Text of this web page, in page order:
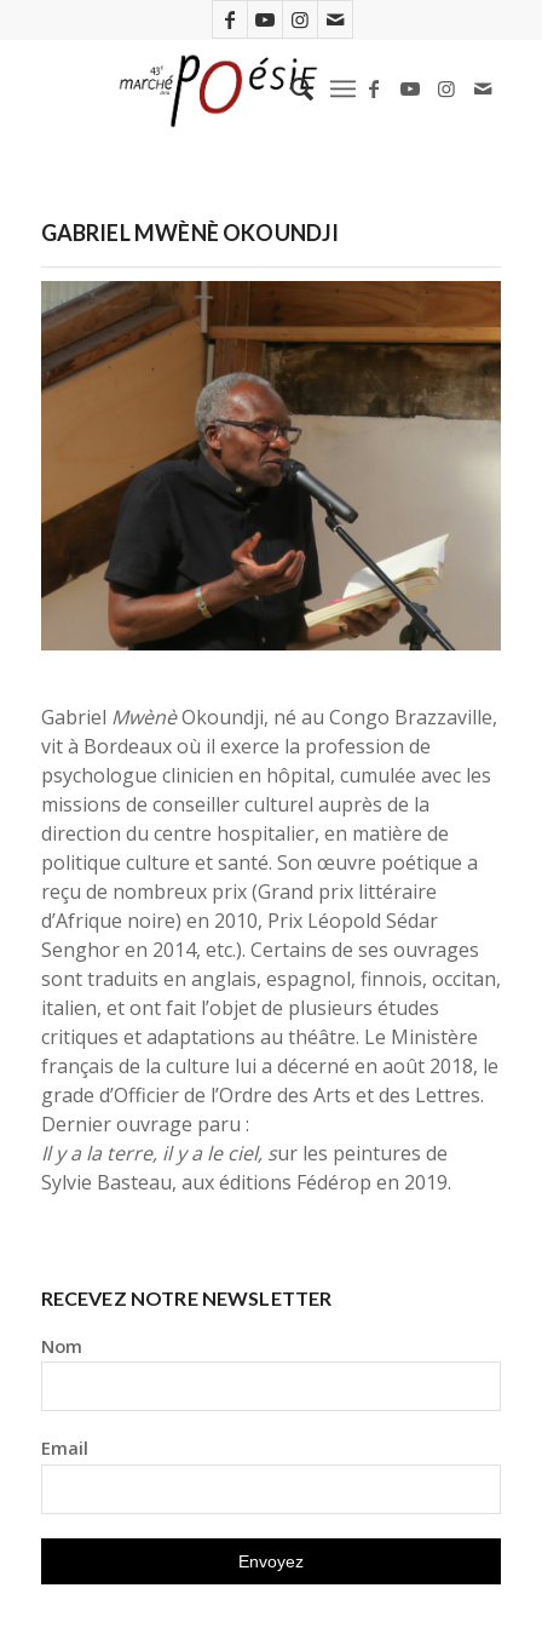
GABRIEL MWÈNÈ OKOUNDJI
Gabriel Mwéné Okoundji. Photo c/i/r/c/é-Marché de la Poésie
Gabriel MwènèOkoundji, né au Congo Brazzaville,
vit à Bordeaux où il exerce la profession de
psychologue clinicien en hôpital, cumulée avec les
missions de conseiller culturel auprès de la
direction du centre hospitalier, en matière de
politique culture et santé. Son œuvre poétique a
reçu de nombreux prix (Grand prix littéraire
d’Afrique noire) en 2010, Prix Léopold Sédar
Senghor en 2014, etc.). Certains de ses ouvrages
sont traduits en anglais, espagnol, finnois, occitan,
italien, et ont fait l’objet de plusieurs études
critiques et adaptations au théâtre. Le Ministère
français de la culture lui a décerné en août 2018, le
grade d’Officier de l’Ordre des Arts et des Lettres.
Dernier ouvrage paru :
Il y a la terre, il y a le ciel, sur les peintures de
Sylvie Basteau, aux éditions Fédérop en 2019.
RECEVEZ NOTRE NEWSLETTER
Nom
Email